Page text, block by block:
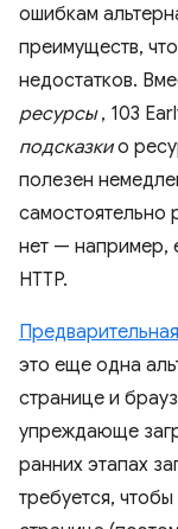
ошибкам
преимуществ,
недостатков.
ресурсы, 103
подсказкио
полезен
самостоятельно
нет — например,
HTTP.
это еще одна
странице и
упреждающе
ранних этапах
требуется,